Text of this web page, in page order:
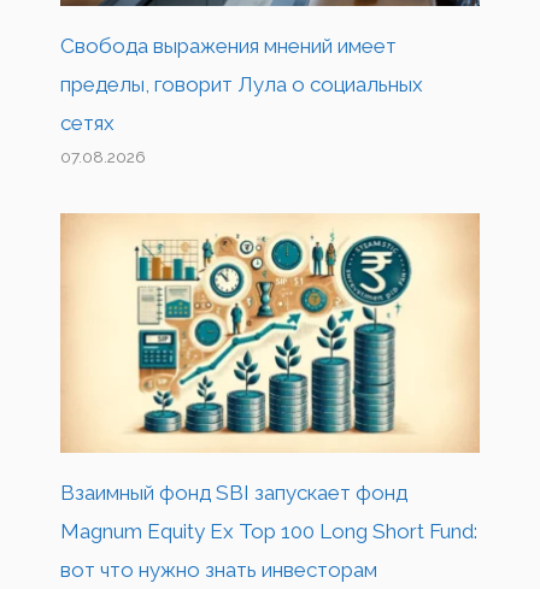
Свобода выражения мнений имеет
пределы, говорит Лула о социальных
сетях
07.08.2026
Взаимный фонд SBI запускает фонд
Magnum Equity Ex Top 100 Long Short Fund:
вот что нужно знать инвесторам